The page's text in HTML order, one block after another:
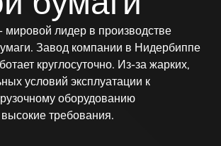
лидер в производстве
Завод компании в Нидербиппе
круглосуточно. Из-за жарких,
условий эксплуатации к
оборудованию
требования.